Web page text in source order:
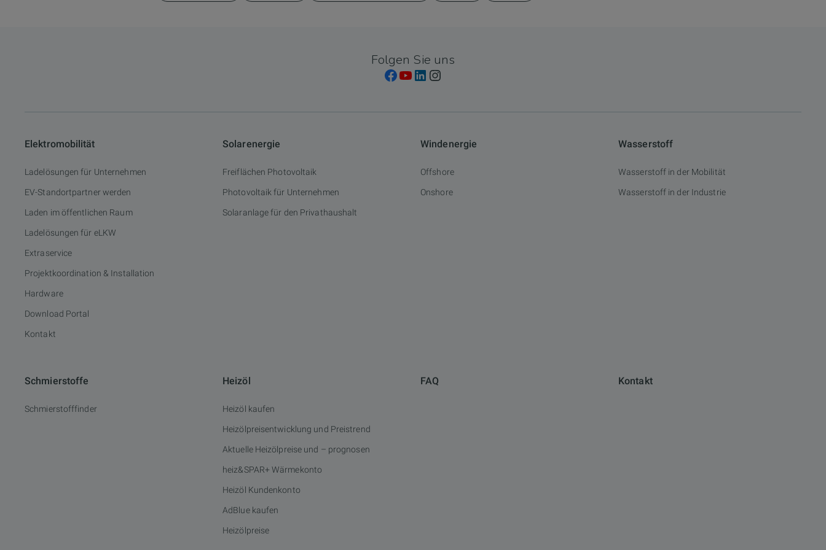
Folgen Sie uns
Elektromobilität
Ladelösungen für Unternehmen
EV-Standortpartner werden
Laden im öffentlichen Raum
Ladelösungen für eLKW
Extraservice
Projektkoordination & Installation
Hardware
Download Portal
Kontakt
Solarenergie
Freiflächen Photovoltaik
Photovoltaik für Unternehmen
Solaranlage für den Privathaushalt
Windenergie
Offshore
Onshore
Wasserstoff
Wasserstoff in der Mobilität
Wasserstoff in der Industrie
Schmierstoffe
Schmierstofffinder
Heizöl
Heizöl kaufen
Heizölpreisentwicklung und Preistrend
Aktuelle Heizölpreise und – prognosen
heiz&SPAR+ Wärmekonto
Heizöl Kundenkonto
AdBlue kaufen
Heizölpreise
FAQ Kontakt